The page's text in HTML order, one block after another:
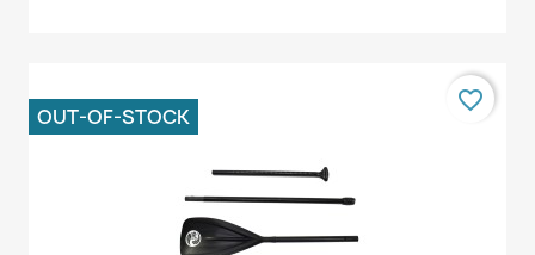
OUT-OF-STOCK
favorite_border